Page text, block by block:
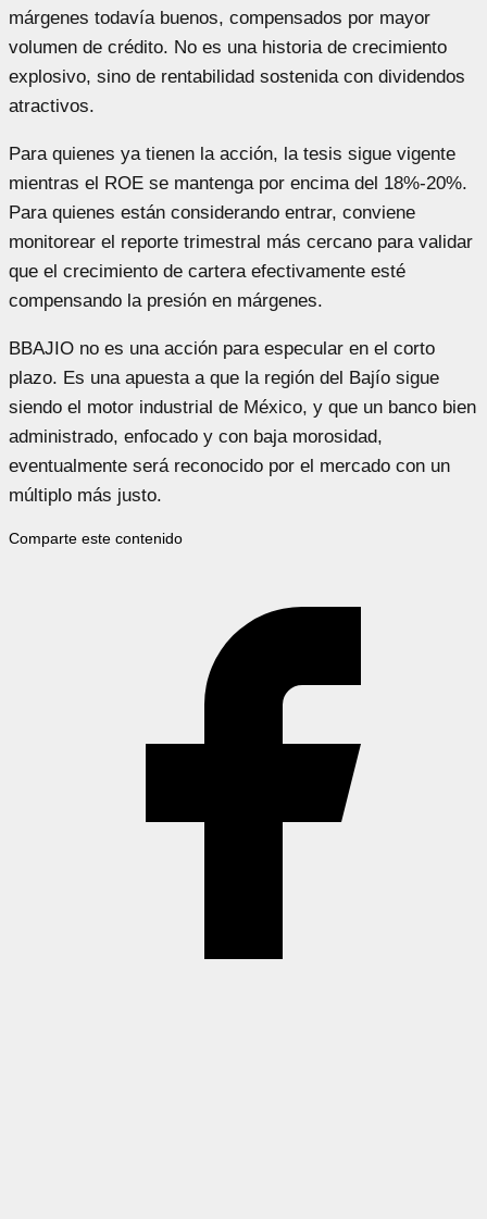
márgenes todavía buenos, compensados por mayor
volumen de crédito. No es una historia de crecimiento
explosivo, sino de rentabilidad sostenida con dividendos
atractivos.
Para quienes ya tienen la acción, la tesis sigue vigente
mientras el ROE se mantenga por encima del 18%-20%.
Para quienes están considerando entrar, conviene
monitorear el reporte trimestral más cercano para validar
que el crecimiento de cartera efectivamente esté
compensando la presión en márgenes.
BBAJIO no es una acción para especular en el corto
plazo. Es una apuesta a que la región del Bajío sigue
siendo el motor industrial de México, y que un banco bien
administrado, enfocado y con baja morosidad,
eventualmente será reconocido por el mercado con un
múltiplo más justo.
Comparte este contenido